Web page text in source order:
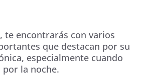
te encontrarás con varios
que destacan por su
especialmente cuando
la noche.